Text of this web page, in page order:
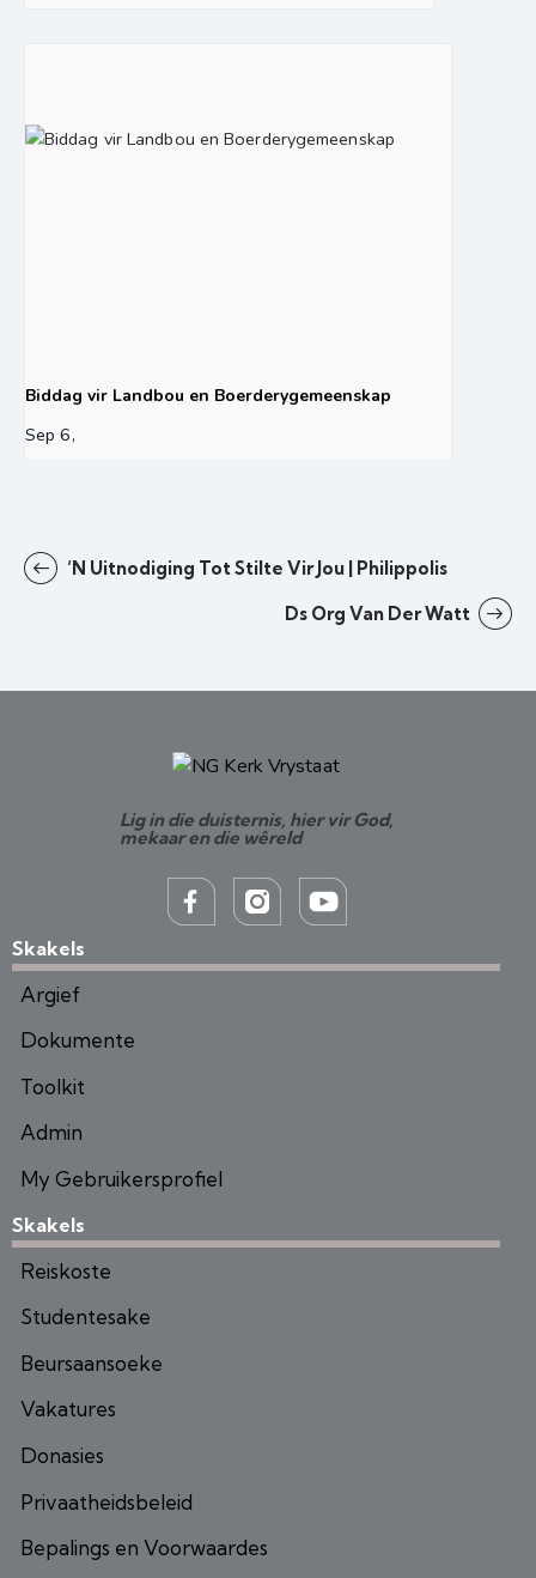
Biddag vir Landbou en Boerderygemeenskap
Sep 6,
‘n Uitnodiging Tot Stilte Vir Jou | Philippolis
Ds Org Van Der Watt
Lig in die duisternis, hier vir God,
mekaar en die wêreld
Skakels
Argief
Dokumente
Toolkit
Admin
My Gebruikersprofiel
Skakels
Reiskoste
Studentesake
Beursaansoeke
Vakatures
Donasies
Privaatheidsbeleid
Bepalings en Voorwaardes